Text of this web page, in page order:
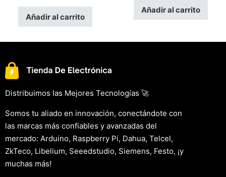
Añadir al carrito
Añadir al carrito
Distribuimos las Mejores Tecnologías 🚀
Somos tu aliado en innovación, conectándote con
las marcas más confiables y avanzadas del
mercado: Arduino, Raspberry Pi, Dahua, Telcel,
ZkTeco, Libelium, Seeedstudio, Siemens, Festo, ¡y
muchas más!